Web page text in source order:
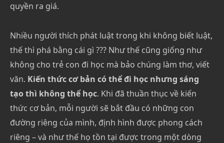
quyền ra giá.
Nhiều người thích phát luật trong khi không biết luật,
thế thì phá bằng cái gì ??? Như thế cũng giống như
không cho trẻ con đi học mà bảo chúng làm thơ, viết
văn. Kiến thức cơ bản có thể đi học nhưng sáng
tạo thì không thể học. Khi đã thuần thục về kiến
thức cơ bản, mỗi người sẽ bắt đầu có những con
đường riêng của mình, định hình được phong cách
riêng – và như thế họ tồn tại được trong một dòng